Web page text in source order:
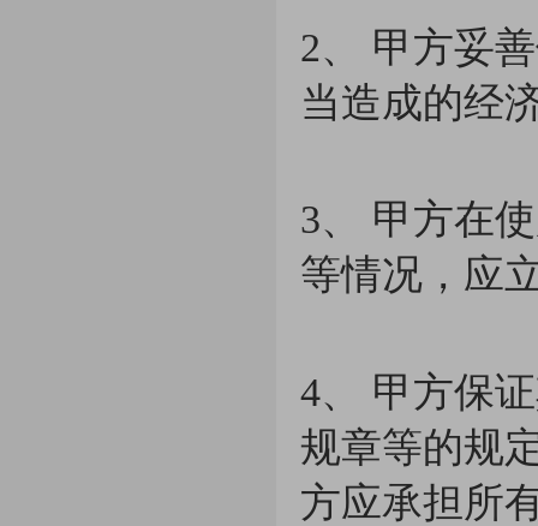
2、 甲方妥
当造成的经
3、 甲方在
等情况，应
4、 甲方保
规章等的规
方应承担所